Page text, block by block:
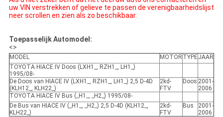
uw VIN verstrekken of gelieve te passen de verenigbaarheidslijst
neer scrollen en zien als zo beschikbaar.
Toepasselijk Automodel:
<>
MODEL MOTOR TYPEJAAR
TOYOTA HIACE IV Doos (LXH1_, RZH1_, LH1_)
1995/08-
De Doos van HIACE IV (LXH1_, RZH1_, LH1_) 2,5 D-4D
(KLH12_, KLH22_)
2kd-
FTV
Doos 2001-
2006
TOYOTA HIACE IV Bus (_H1_, _H2_) 1995/08-
De Bus van HIACE IV (_H1_, _H2_) 2,5 D-4D (KLH12_,
KLH22_)
2kd-
FTV
Bus
2001-
2006